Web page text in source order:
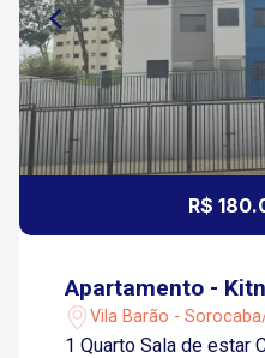
R$
Apartamento -
Vila Barão -
1 Quarto Sala de estar Cozinha 1 Banheiro social